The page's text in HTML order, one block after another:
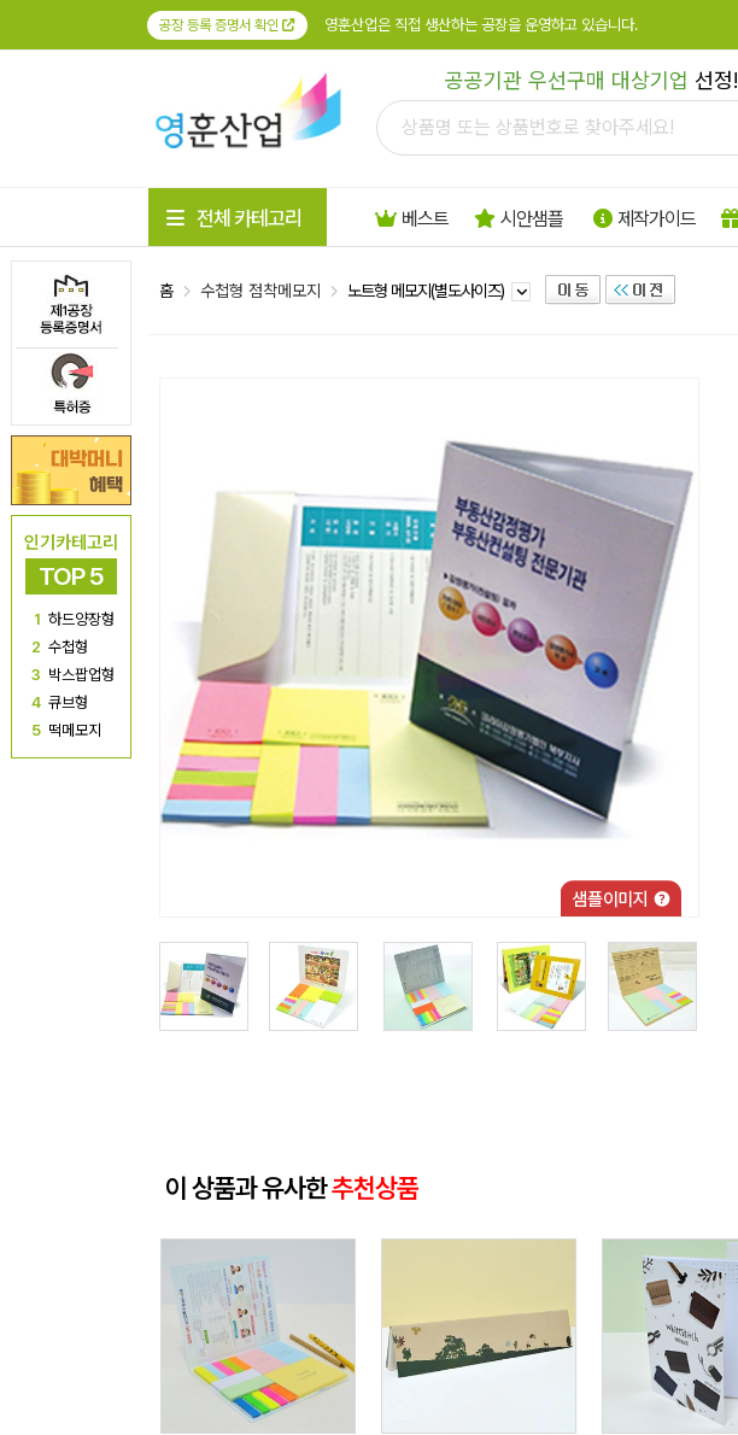
공장 등록 증명서 확인 영훈산업은 직접 생산하는 공장을 운영하고 있습니다.
공공기관 우선구매 대상기업 선정!
인기카테고리
TOP 5
1 하드양장형
2 수첩형
3 박스팝업형
4 큐브형
5 떡메모지
전체 카테고리 베스트 시안샘플 제작가이드
홈 수첩형 점착메모지 노트형 메모지(별도사이즈)
이 상품과 유사한추천상품